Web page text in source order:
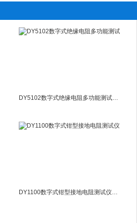
DY5102数字式绝缘电阻多功能测试仪DY-5102
DY1100数字式钳型接地电阻测试仪DY-1100